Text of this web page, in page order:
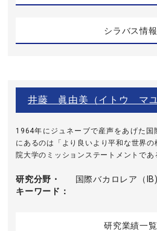
シラバス情報
井藤 眞由美（イトウ マユ
1964年にジュネーブで産声をあげた
にあるのは「より良いより平和な世界
院大学のミッションステートメントで
研究分野・
キーワード
国際バカロレア（
研究業績一覧